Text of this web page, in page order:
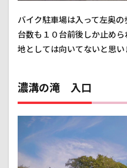
バイク駐車場は入って左奥の
台数も１０台前後しか止め
地としては向いてないと思い
濃溝の滝 入口